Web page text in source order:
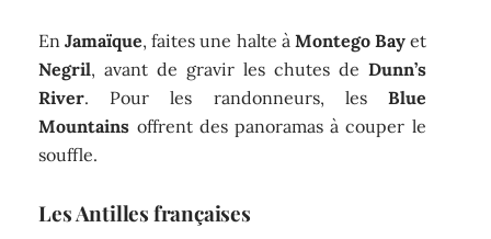
EnJamaïque, faites une halte à Montego Bayet
Negril, avant de gravir les chutes de Dunn’s
River. Pour les randonneurs, les Blue
Mountains offrent des panoramas à couper le
souffle.
Les Antilles françaises